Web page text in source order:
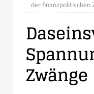
der finanzpolitischen
Zwänge